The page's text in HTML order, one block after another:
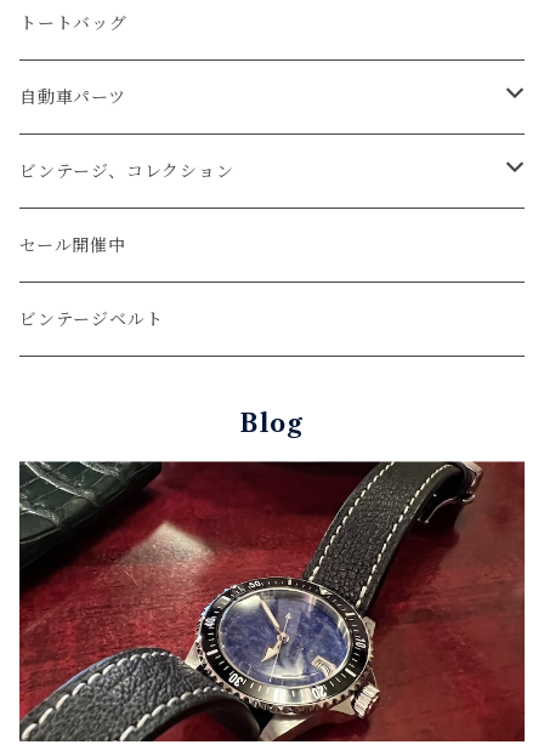
マネークリップ
腕時計
キーホルダー
キーケース
レザーウォッチ
文字盤Mサイズ（φ33mm）
文字盤Sサイズ（φ26mm）
レザーウォレット
ロング
ショート
タバコケース
カードケース
ウォレットロープ
パイソン
リザード
エレファント
ガルーシャ（エイ）
アリゲーター
コードバン
牛革
ハンドステッチ（手縫い）仕立て
ミシンステッチ仕立て
トートバッグ
自動車パーツ
ステアリング
シフトノブ
ビンテージ、コレクション
ウッドキーホルダー
ZIPPO/ジッポー・ライター
セール開催中
ビンテージベルト
Blog